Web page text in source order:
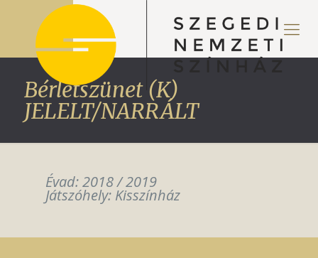
Bérletszünet (K)
JELELT/NARRÁLT
Évad: 2018 / 2019
Játszóhely: Kisszínház